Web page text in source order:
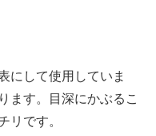
にして使用していま
ます。目深にかぶるこ
リです。